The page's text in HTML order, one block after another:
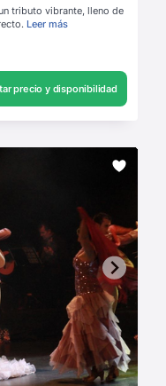
tributo vibrante, lleno de
Leer más
precio y disponibilidad